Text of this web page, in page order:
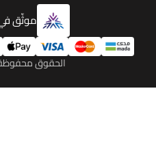
موثّق في منصة الأعمال
الحقوق محفوظة | 2026 فرملها